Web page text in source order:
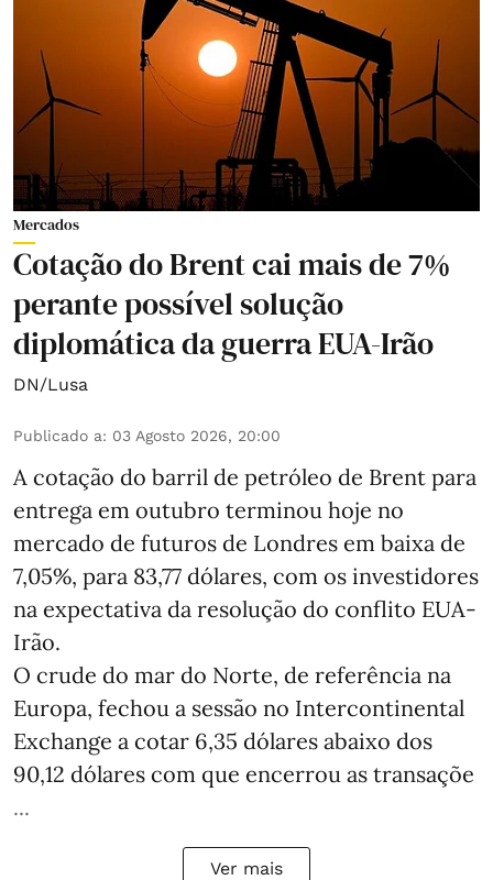
Mercados
Cotação do Brent cai mais de 7%
perante possível solução
diplomática da guerra EUA-Irão
DN/Lusa
Publicado a: 03 Agosto 2026, 20:00
A cotação do barril de petróleo de Brent para
entrega em outubro terminou hoje no
mercado de futuros de Londres em baixa de
7,05%, para 83,77 dólares, com os investidores
na expectativa da resolução do conflito EUA-
Irão.
O crude do mar do Norte, de referência na
Europa, fechou a sessão no Intercontinental
Exchange a cotar 6,35 dólares abaixo dos
90,12 dólares com que encerrou as transaçõe
...
Ver mais